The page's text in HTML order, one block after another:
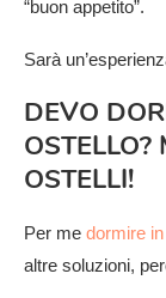
“buon appetito”.
Sarà
DEVO
OSTELLI!
Per me dormire
altre soluzioni,